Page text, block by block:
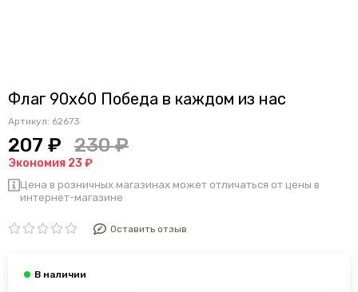
Флаг 90х60 Победа в каждом из нас
Артикул: 62673
207 ₽ 230 ₽
Экономия 23 ₽
Цена в розничных магазинах может отличаться от цены в
интернет-магазине
Оставить отзыв